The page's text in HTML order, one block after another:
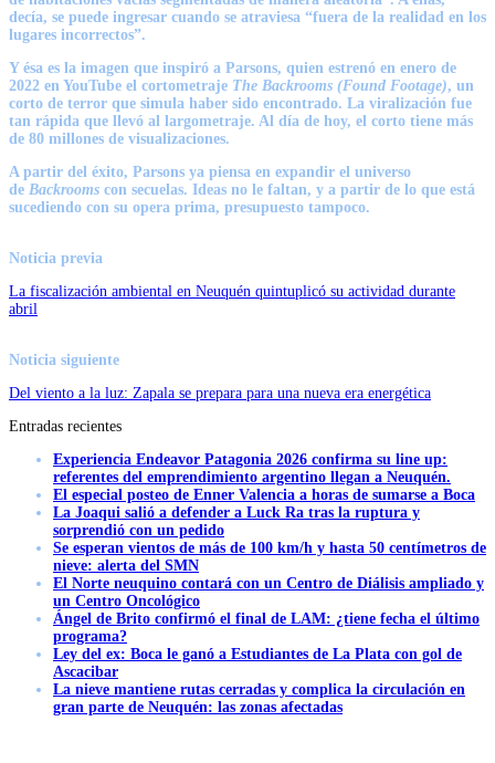
decía, se puede ingresar cuando se atraviesa “fuera de la realidad en los
lugares incorrectos”.
Y ésa es la imagen que inspiró a Parsons, quien estrenó en enero de
2022 en YouTube el cortometraje The Backrooms (Found Footage), un
corto de terror que simula haber sido encontrado. La viralización fue
tan rápida que llevó al largometraje. Al día de hoy, el corto tiene más
de 80 millones de visualizaciones.
A partir del éxito, Parsons ya piensa en expandir el universo
de Backrooms con secuelas. Ideas no le faltan, y a partir de lo que está
sucediendo con su opera prima, presupuesto tampoco.
Noticia previa
La fiscalización ambiental en Neuquén quintuplicó su actividad durante
abril
Noticia siguiente
Del viento a la luz: Zapala se prepara para una nueva era energética
Entradas recientes
Experiencia Endeavor Patagonia 2026 confirma su line up:
referentes del emprendimiento argentino llegan a Neuquén.
El especial posteo de Enner Valencia a horas de sumarse a Boca
La Joaqui salió a defender a Luck Ra tras la ruptura y
sorprendió con un pedido
Se esperan vientos de más de 100 km/h y hasta 50 centímetros de
nieve: alerta del SMN
El Norte neuquino contará con un Centro de Diálisis ampliado y
un Centro Oncológico
Ángel de Brito confirmó el final de LAM: ¿tiene fecha el último
programa?
Ley del ex: Boca le ganó a Estudiantes de La Plata con gol de
Ascacibar
La nieve mantiene rutas cerradas y complica la circulación en
gran parte de Neuquén: las zonas afectadas